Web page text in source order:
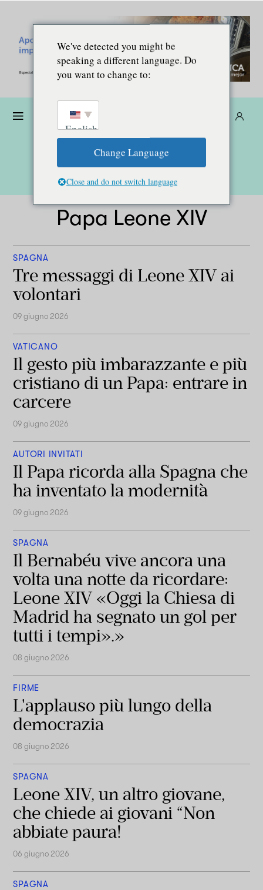
Papa Leone XIV
SPAGNA
Tre messaggi di Leone XIV ai
volontari
09 giugno 2026
VATICANO
Il gesto più imbarazzante e più
cristiano di un Papa: entrare in
carcere
09 giugno 2026
AUTORI INVITATI
Il Papa ricorda alla Spagna che
ha inventato la modernità
09 giugno 2026
SPAGNA
Il Bernabéu vive ancora una
volta una notte da ricordare:
Leone XIV «Oggi la Chiesa di
Madrid ha segnato un gol per
tutti i tempi».»
08 giugno 2026
FIRME
L'applauso più lungo della
democrazia
08 giugno 2026
SPAGNA
Leone XIV, un altro giovane,
che chiede ai giovani “Non
abbiate paura!
06 giugno 2026
SPAGNA
We've detected you might be
speaking a different language. Do
you want to change to:
English
Change Language
Close and do not switch language